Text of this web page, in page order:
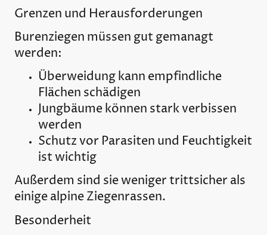
Grenzen und Herausforderungen
Burenziegen müssen gut gemanagt
werden:
Überweidung kann empfindliche
Flächen schädigen
Jungbäume können stark verbissen
werden
Schutz vor Parasiten und Feuchtigkeit
ist wichtig
Außerdem sind sie weniger trittsicher als
einige alpine Ziegenrassen.
Besonderheit